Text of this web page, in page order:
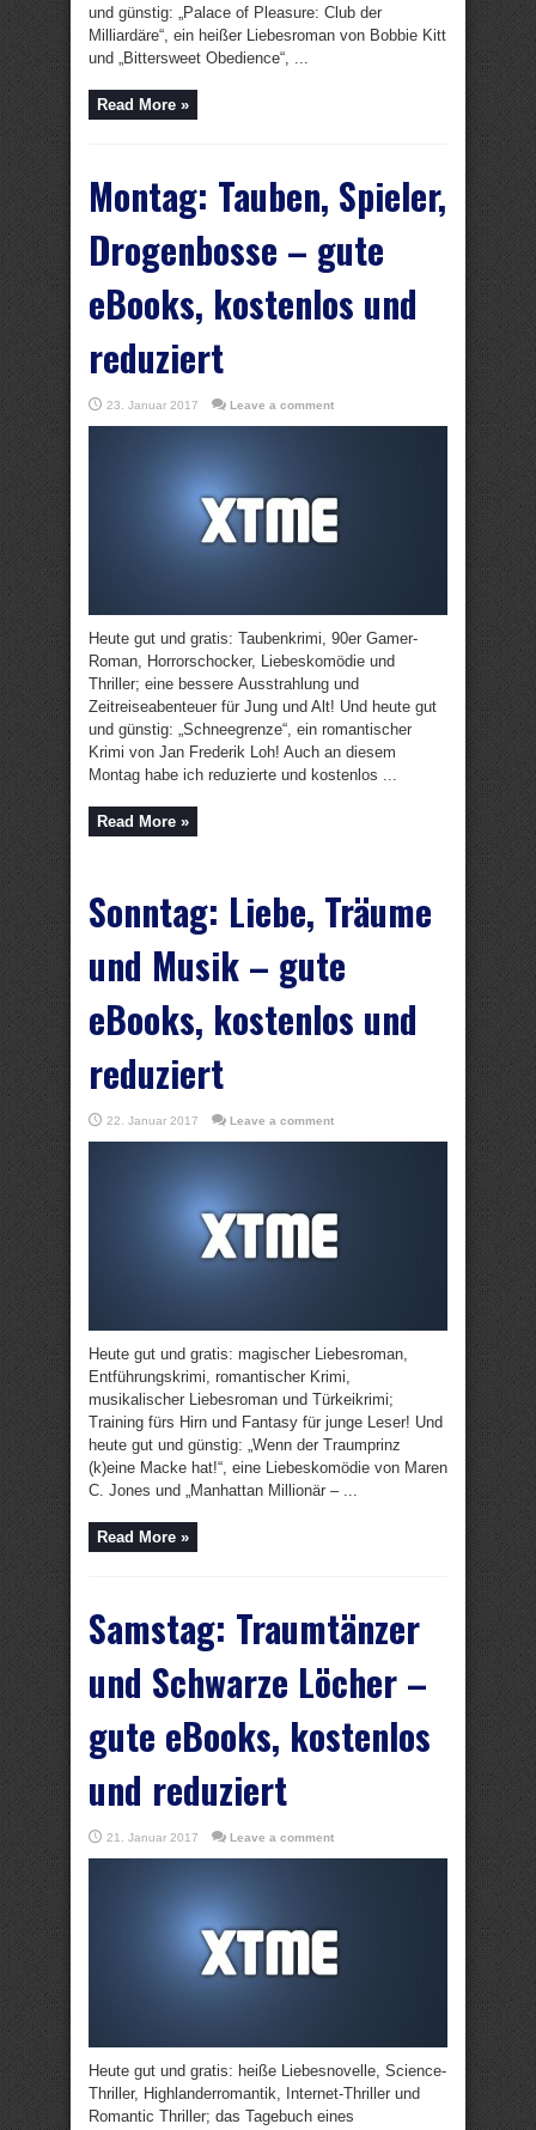
und günstig: „Palace of Pleasure: Club der
Milliardäre“, ein heißer Liebesroman von Bobbie Kitt
und „Bittersweet Obedience“, ...
Read More »
Montag: Tauben, Spieler,
Drogenbosse – gute
eBooks, kostenlos und
reduziert
23. Januar 2017 Leave a comment
Heute gut und gratis: Taubenkrimi, 90er Gamer-
Roman, Horrorschocker, Liebeskomödie und
Thriller; eine bessere Ausstrahlung und
Zeitreiseabenteuer für Jung und Alt! Und heute gut
und günstig: „Schneegrenze“, ein romantischer
Krimi von Jan Frederik Loh! Auch an diesem
Montag habe ich reduzierte und kostenlos ...
Read More »
Sonntag: Liebe, Träume
und Musik – gute
eBooks, kostenlos und
reduziert
22. Januar 2017 Leave a comment
Heute gut und gratis: magischer Liebesroman,
Entführungskrimi, romantischer Krimi,
musikalischer Liebesroman und Türkeikrimi;
Training fürs Hirn und Fantasy für junge Leser! Und
heute gut und günstig: „Wenn der Traumprinz
(k)eine Macke hat!“, eine Liebeskomödie von Maren
C. Jones und „Manhattan Millionär – ...
Read More »
Samstag: Traumtänzer
und Schwarze Löcher –
gute eBooks, kostenlos
und reduziert
21. Januar 2017 Leave a comment
Heute gut und gratis: heiße Liebesnovelle, Science-
Thriller, Highlanderromantik, Internet-Thriller und
Romantic Thriller; das Tagebuch eines